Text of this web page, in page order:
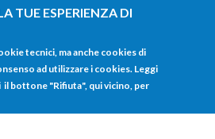
TUE ESPERIENZA DI
tecnici, ma anche cookies di
ad utilizzare i cookies. Leggi
bottone "Rifiuta", qui vicino, per
HOME